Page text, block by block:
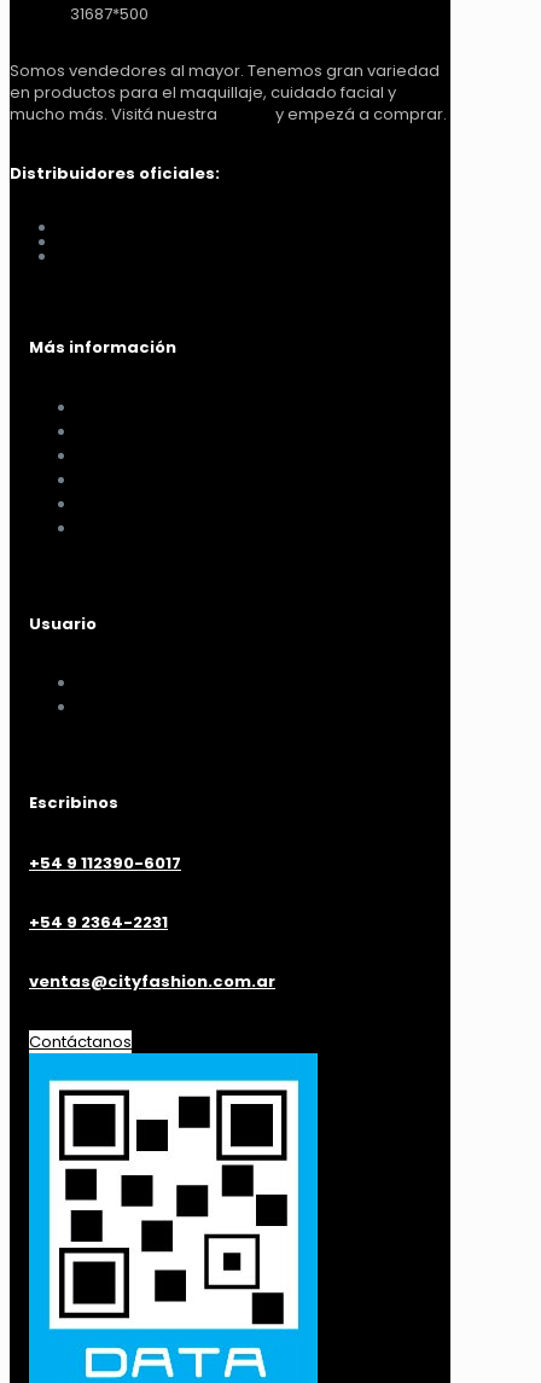
Somos vendedores al mayor. Tenemos gran variedad
en productos para el maquillaje, cuidado facial y
mucho más. Visitá nuestra
y empezá a comprar.
Distribuidores oficiales:
Más información
Usuario
Escribinos
+54 9 112390-6017
+54 9 2364-2231
ventas@cityfashion.com.ar
Contáctanos